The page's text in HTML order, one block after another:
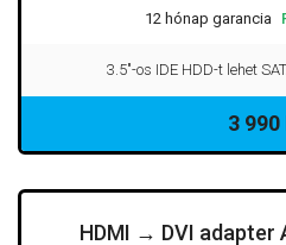
12 hónap garancia
3.5"-os IDE HDD-t lehet
3 990
HDMI → DVI adapter